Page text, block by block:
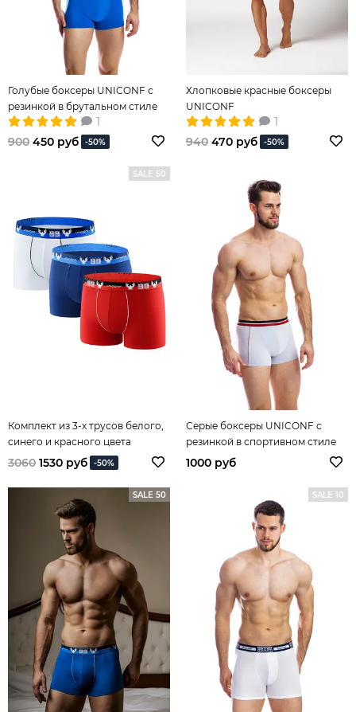
Голубые боксеры UNICONF с
резинкой в брутальном стиле
1
900 450 руб -50%
Хлопковые красные боксеры
UNICONF
1
940 470 руб -50%
SALE 50
Комплект из 3-х трусов белого,
синего и красного цвета
3060 1530 руб -50%
Серые боксеры UNICONF с
резинкой в спортивном стиле
1000 руб
SALE 50 SALE 10